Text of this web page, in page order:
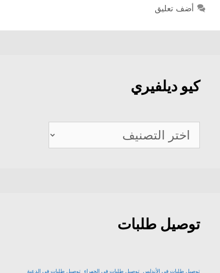
أضف تعليق
كيو ديلفيري
كيو
ديلفيري
توصيل طلبات
توصيل طلبات في الأندلس توصيل طلبات في الجهراء توصيل طلبات في الدعية